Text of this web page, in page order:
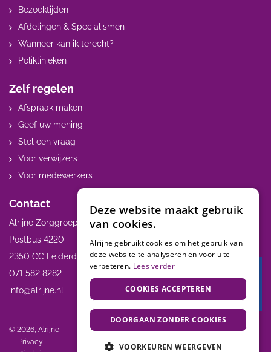
Bezoektijden
Afdelingen & Specialismen
Wanneer kan ik terecht?
Poliklinieken
Zelf regelen
Afspraak maken
Geef uw mening
Stel een vraag
Voor verwijzers
Voor medewerkers
Contact
Alrijne Zorggroep
Postbus 4220
2350 CC Leiderdorp
071 582 8282
info@alrijne.nl
© 2026, Alrijne
Privacy
Volg ons:
Terug
Deze website maakt gebruik
van cookies.
Alrijne gebruikt cookies om het gebruik van
deze website te analyseren en voor u te
verbeteren. Lees verder
COOKIES ACCEPTEREN
DOORGAAN ZONDER COOKIES
VOORKEUREN WEERGEVEN